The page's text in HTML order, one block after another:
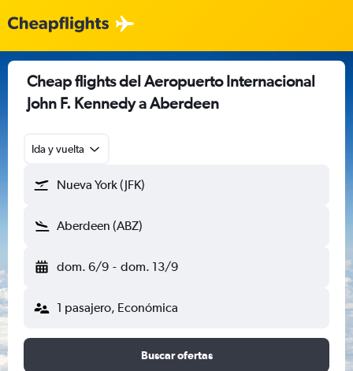
Cheap flights del Aeropuerto Internacional
John F. Kennedy a Aberdeen
Ida y vuelta
Nueva York (JFK)
Aberdeen (ABZ)
dom. 6/9 - dom. 13/9
1 pasajero, Económica
Buscar ofertas